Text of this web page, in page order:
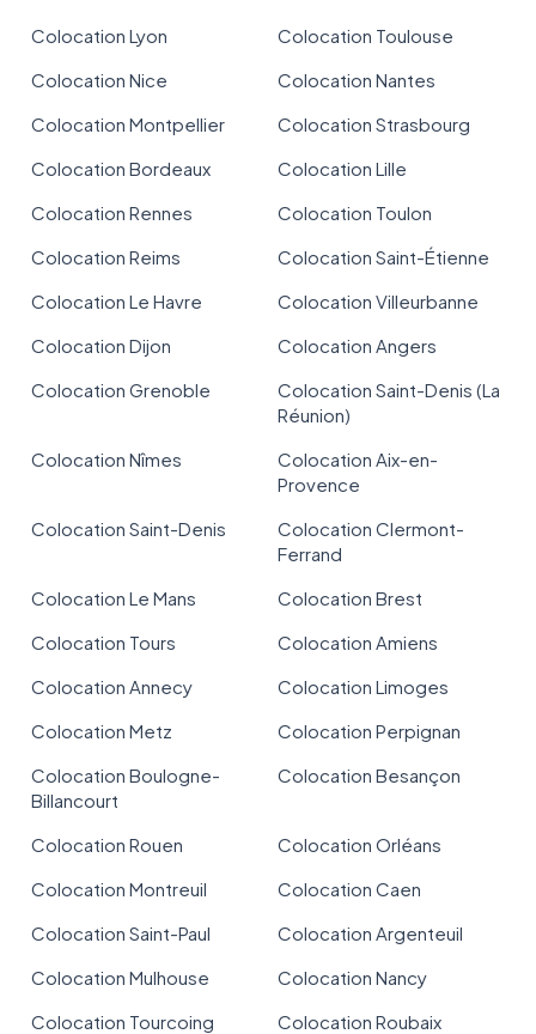
Colocation Lyon
Colocation Toulouse
Colocation Nice
Colocation Nantes
Colocation Montpellier
Colocation Strasbourg
Colocation Bordeaux
Colocation Lille
Colocation Rennes
Colocation Toulon
Colocation Reims
Colocation Saint-Étienne
Colocation Le Havre
Colocation Villeurbanne
Colocation Dijon
Colocation Angers
Colocation Grenoble
Colocation Saint-Denis (La
Réunion)
Colocation Nîmes
Colocation Aix-en-
Provence
Colocation Saint-Denis
Colocation Clermont-
Ferrand
Colocation Le Mans
Colocation Brest
Colocation Tours
Colocation Amiens
Colocation Annecy
Colocation Limoges
Colocation Metz
Colocation Perpignan
Colocation Boulogne-
Billancourt
Colocation Besançon
Colocation Rouen
Colocation Orléans
Colocation Montreuil
Colocation Caen
Colocation Saint-Paul
Colocation Argenteuil
Colocation Mulhouse
Colocation Nancy
Colocation Tourcoing
Colocation Roubaix